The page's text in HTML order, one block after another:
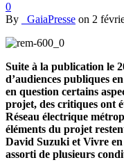
0
By
_GaiaPresse on 2
Suite à la publication le
d’audiences publiques
en question certains
projet, des critiques ont
Réseau électrique
éléments du projet
David Suzuki et Vivre
assorti de plusieurs